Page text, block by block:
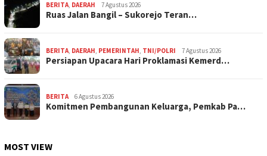
BERITA, DAERAH 7 Agustus 2026
Ruas Jalan Bangil – Sukorejo Teran…
BERITA, DAERAH, PEMERINTAH, TNI/POLRI 7 Agustus 2026
Persiapan Upacara Hari Proklamasi Kemerd…
BERITA 6 Agustus 2026
Komitmen Pembangunan Keluarga, Pemkab Pa…
MOST VIEW